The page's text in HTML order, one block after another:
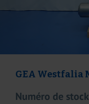
Benhil 8345
Numéro de stock